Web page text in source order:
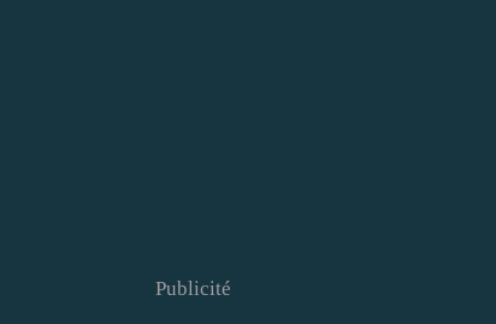
Publicité